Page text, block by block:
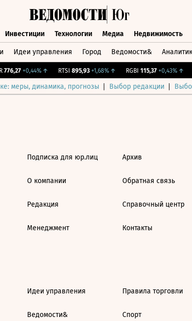
Инвестиции Технологии Медиа Недвижимость
Идеи управления Город Ведомости&
776,27 +0,44%↑ RTSI 895,93 +1,68%↑ RGBI 115,37 +0,43%↑
меры, динамика, прогнозы Выбор редакции
Подписка для юр.лиц
О компании
Редакция
Менеджмент
Архив
Обратная связь
Справочный центр
Контакты
Идеи управления
Ведомости&
Правила торговли
Спорт